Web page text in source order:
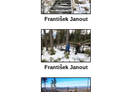
František Janout
František Janout